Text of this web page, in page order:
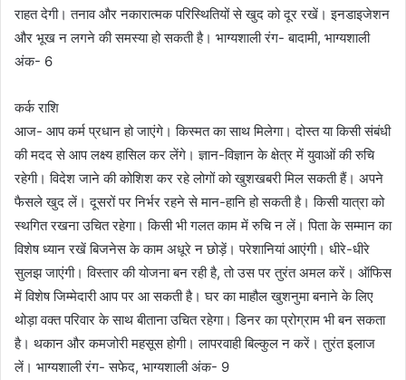
राहत देगी। तनाव और नकारात्मक परिस्थितियों से खुद को दूर रखें। इनडाइजेशन
और भूख न लगने की समस्या हो सकती है। भाग्यशाली रंग- बादामी, भाग्यशाली
अंक- 6
कर्क राशि
आज- आप कर्म प्रधान हो जाएंगे। किस्मत का साथ मिलेगा। दोस्त या किसी संबंधी
की मदद से आप लक्ष्य हासिल कर लेंगे। ज्ञान-विज्ञान के क्षेत्र में युवाओं की रुचि
रहेगी। विदेश जाने की कोशिश कर रहे लोगों को खुशखबरी मिल सकती हैं। अपने
फैसले खुद लें। दूसरों पर निर्भर रहने से मान-हानि हो सकती है। किसी यात्रा को
स्थगित रखना उचित रहेगा। किसी भी गलत काम में रुचि न लें। पिता के सम्मान का
विशेष ध्यान रखें बिजनेस के काम अधूरे न छोड़ें। परेशानियां आएंगी। धीरे-धीरे
सुलझ जाएंगी। विस्तार की योजना बन रही है, तो उस पर तुरंत अमल करें। ऑफिस
में विशेष जिम्मेदारी आप पर आ सकती है। घर का माहौल खुशनुमा बनाने के लिए
थोड़ा वक्त परिवार के साथ बीताना उचित रहेगा। डिनर का प्रोग्राम भी बन सकता
है। थकान और कमजोरी महसूस होगी। लापरवाही बिल्कुल न करें। तुरंत इलाज
लें। भाग्यशाली रंग- सफेद, भाग्यशाली अंक- 9